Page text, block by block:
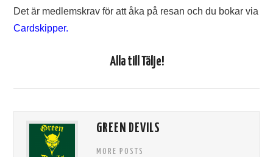
Det är medlemskrav för att åka på resan och du bokar via
Cardskipper.
Alla till Tälje!
GREEN DEVILS
MORE POSTS